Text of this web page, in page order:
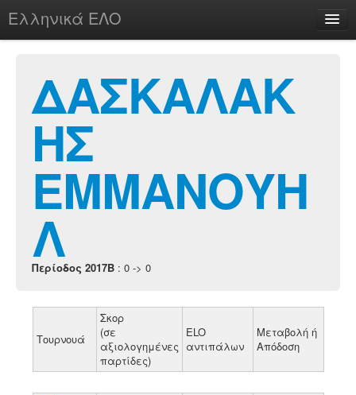
Ελληνικά ΕΛΟ
chesstu.be @ discord
Login
ΔΑΣΚΑΛΑΚ
ΗΣ
ΕΜΜΑΝΟΥΗ
Λ
Περίοδος 2017B : 0 -> 0
Τουρνουά
Σκορ
(σε
αξιολογημένες
παρτίδες)
ELO
αντιπάλων
Μεταβολή ή
Απόδοση